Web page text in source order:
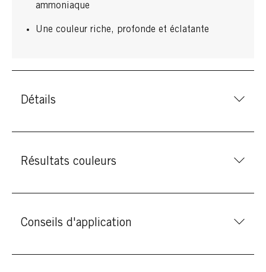
ammoniaque
Une couleur riche, profonde et éclatante
Détails
Résultats couleurs
Conseils d'application